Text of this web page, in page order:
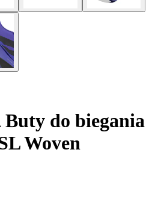
Buty do biegania
Woven